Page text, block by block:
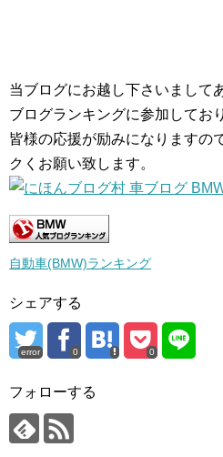
当ブログにお越し下さいまして
ブログランキングに参加してお
皆様の応援が励みになりますの
クくお願い致します。
自動車(BMW)ランキング
シェアする
error 0 0
フォローする